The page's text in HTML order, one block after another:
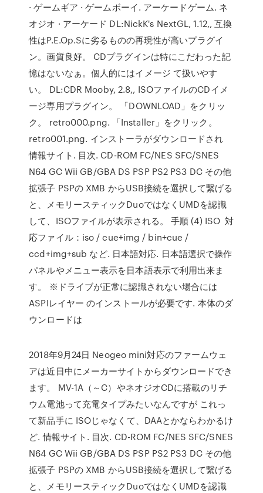
· ゲームギア · ゲームボーイ. アーケードゲーム. ネ
オジオ · アーケード DL:NickK's NextGL, 1.12,, 互換
性はP.E.Op.Sに劣るものの再現性が高いプラグイ
ン。画質良好。 CDプラグインは特にこだわった記
憶はないなぁ。個人的にはイメージ て扱いやす
い。 DL:CDR Mooby, 2.8,, ISOファイルのCDイメ
ージ専用プラグイン。 「DOWNLOAD」をクリッ
ク。 retro000.png. 「Installer」をクリック。
retro001.png. インストーラがダウンロードされ
情報サイト. 目次. CD-ROM FC/NES SFC/SNES
N64 GC Wii GB/GBA DS PSP PS2 PS3 DC その他
拡張子 PSPの XMB からUSB接続を選択して繋げる
と、メモリースティックDuoではなくUMDを認識
して、ISOファイルが表示される。 手順 (4) ISO 対
応ファイル：iso / cue+img / bin+cue /
ccd+img+sub など. 日本語対応. 日本語選択で操作
パネルやメニュー表示を日本語表示で利用出来ま
す。 ※ドライブが正常に認識されない場合には
ASPIレイヤー のインストールが必要です. 本体のダ
ウンロードは
2018年9月24日 Neogeo mini対応のファームウェ
アは近日中にメーカーサイトからダウンロードでき
ます。 MV-1A（～C）やネオジオCDに搭載のリチ
ウム電池って充電タイプみたいなんですが これっ
て新品手に ISOじゃなくて、DAAとかならわかるけ
ど. 情報サイト. 目次. CD-ROM FC/NES SFC/SNES
N64 GC Wii GB/GBA DS PSP PS2 PS3 DC その他
拡張子 PSPの XMB からUSB接続を選択して繋げる
と、メモリースティックDuoではなくUMDを認識